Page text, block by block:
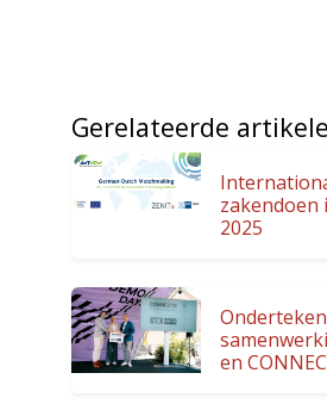
Gerelateerde
zakendoen
2025
en